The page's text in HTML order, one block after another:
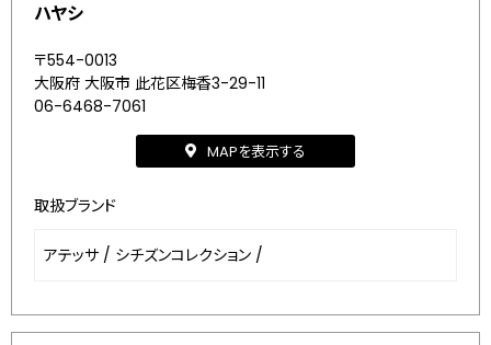
ハヤシ
〒554-0013
大阪府 大阪市 此花区梅香3-29-11
06-6468-7061
MAPを表示する
取扱ブランド
アテッサ / シチズンコレクション /